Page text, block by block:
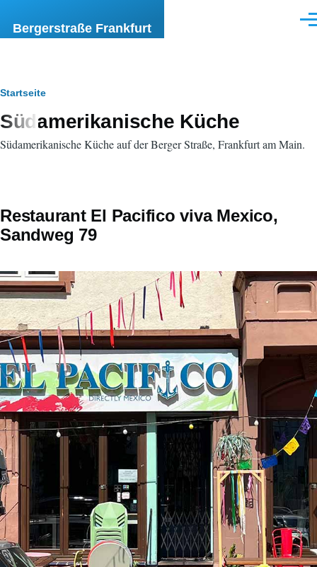
Bergerstraße Frankfurt
Pfadnavigation
Startseite
Südamerikanische Küche
Südamerikanische Küche auf der Berger Straße, Frankfurt am Main.
Restaurant El Pacifico viva Mexico,
Sandweg 79